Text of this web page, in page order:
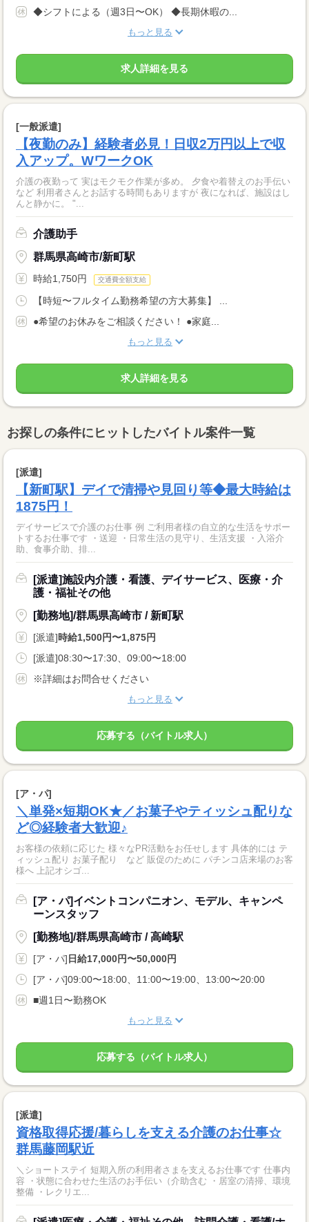
◆シフトによる（週3日〜OK） ◆長期休暇の...
もっと見る
求人詳細を見る
[一般派遣]
【夜勤のみ】経験者必見！日収2万円以上で収
入アップ。WワークOK
介護の夜勤って 実はモクモク作業が多め。 夕食や着替えのお手伝い
など 利用者さんとお話する時間もありますが 夜になれば、施設はし
んと静かに。 "...
介護助手
群馬県高崎市/新町駅
時給1,750円 交通費全額支給
【時短〜フルタイム勤務希望の方大募集】 ...
●希望のお休みをご相談ください！ ●家庭...
もっと見る
求人詳細を見る
お探しの条件にヒットしたバイトル案件一覧
[派遣]
【新町駅】デイで清掃や見回り等◆最大時給は
1875円！
デイサービスで介護のお仕事 例 ご利用者様の自立的な生活をサポー
トするお仕事です ・送迎 ・日常生活の見守り、生活支援 ・入浴介
助、食事介助、排...
[派遣]施設内介護・看護、デイサービス、医療・介
護・福祉その他
[勤務地]/群馬県高崎市 / 新町駅
[派遣]時給1,500円〜1,875円
[派遣]08:30〜17:30、09:00〜18:00
※詳細はお問合せください
もっと見る
応募する（バイトル求人）
[ア・パ]
＼単発×短期OK★／お菓子やティッシュ配りな
ど◎経験者大歓迎♪
お客様の依頼に応じた 様々なPR活動をお任せします 具体的には テ
ィッシュ配り お菓子配り など 販促のために パチンコ店来場のお客
様へ 上記オシゴ...
[ア・パ]イベントコンパニオン、モデル、キャンペ
ーンスタッフ
[勤務地]/群馬県高崎市 / 高崎駅
[ア・パ]日給17,000円〜50,000円
[ア・パ]09:00〜18:00、11:00〜19:00、13:00〜20:00
■週1日〜勤務OK
もっと見る
応募する（バイトル求人）
[派遣]
資格取得応援/暮らしを支える介護のお仕事☆
群馬藤岡駅近
＼ショートステイ 短期入所の利用者さまを支えるお仕事です 仕事内
容 ・状態に合わせた生活のお手伝い（介助含む ・居室の清掃、環境
整備 ・レクリエ...